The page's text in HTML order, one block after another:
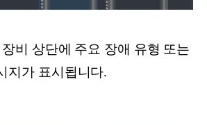
비 상단에 주요 장애 유형 또는
지가 표시됩니다.